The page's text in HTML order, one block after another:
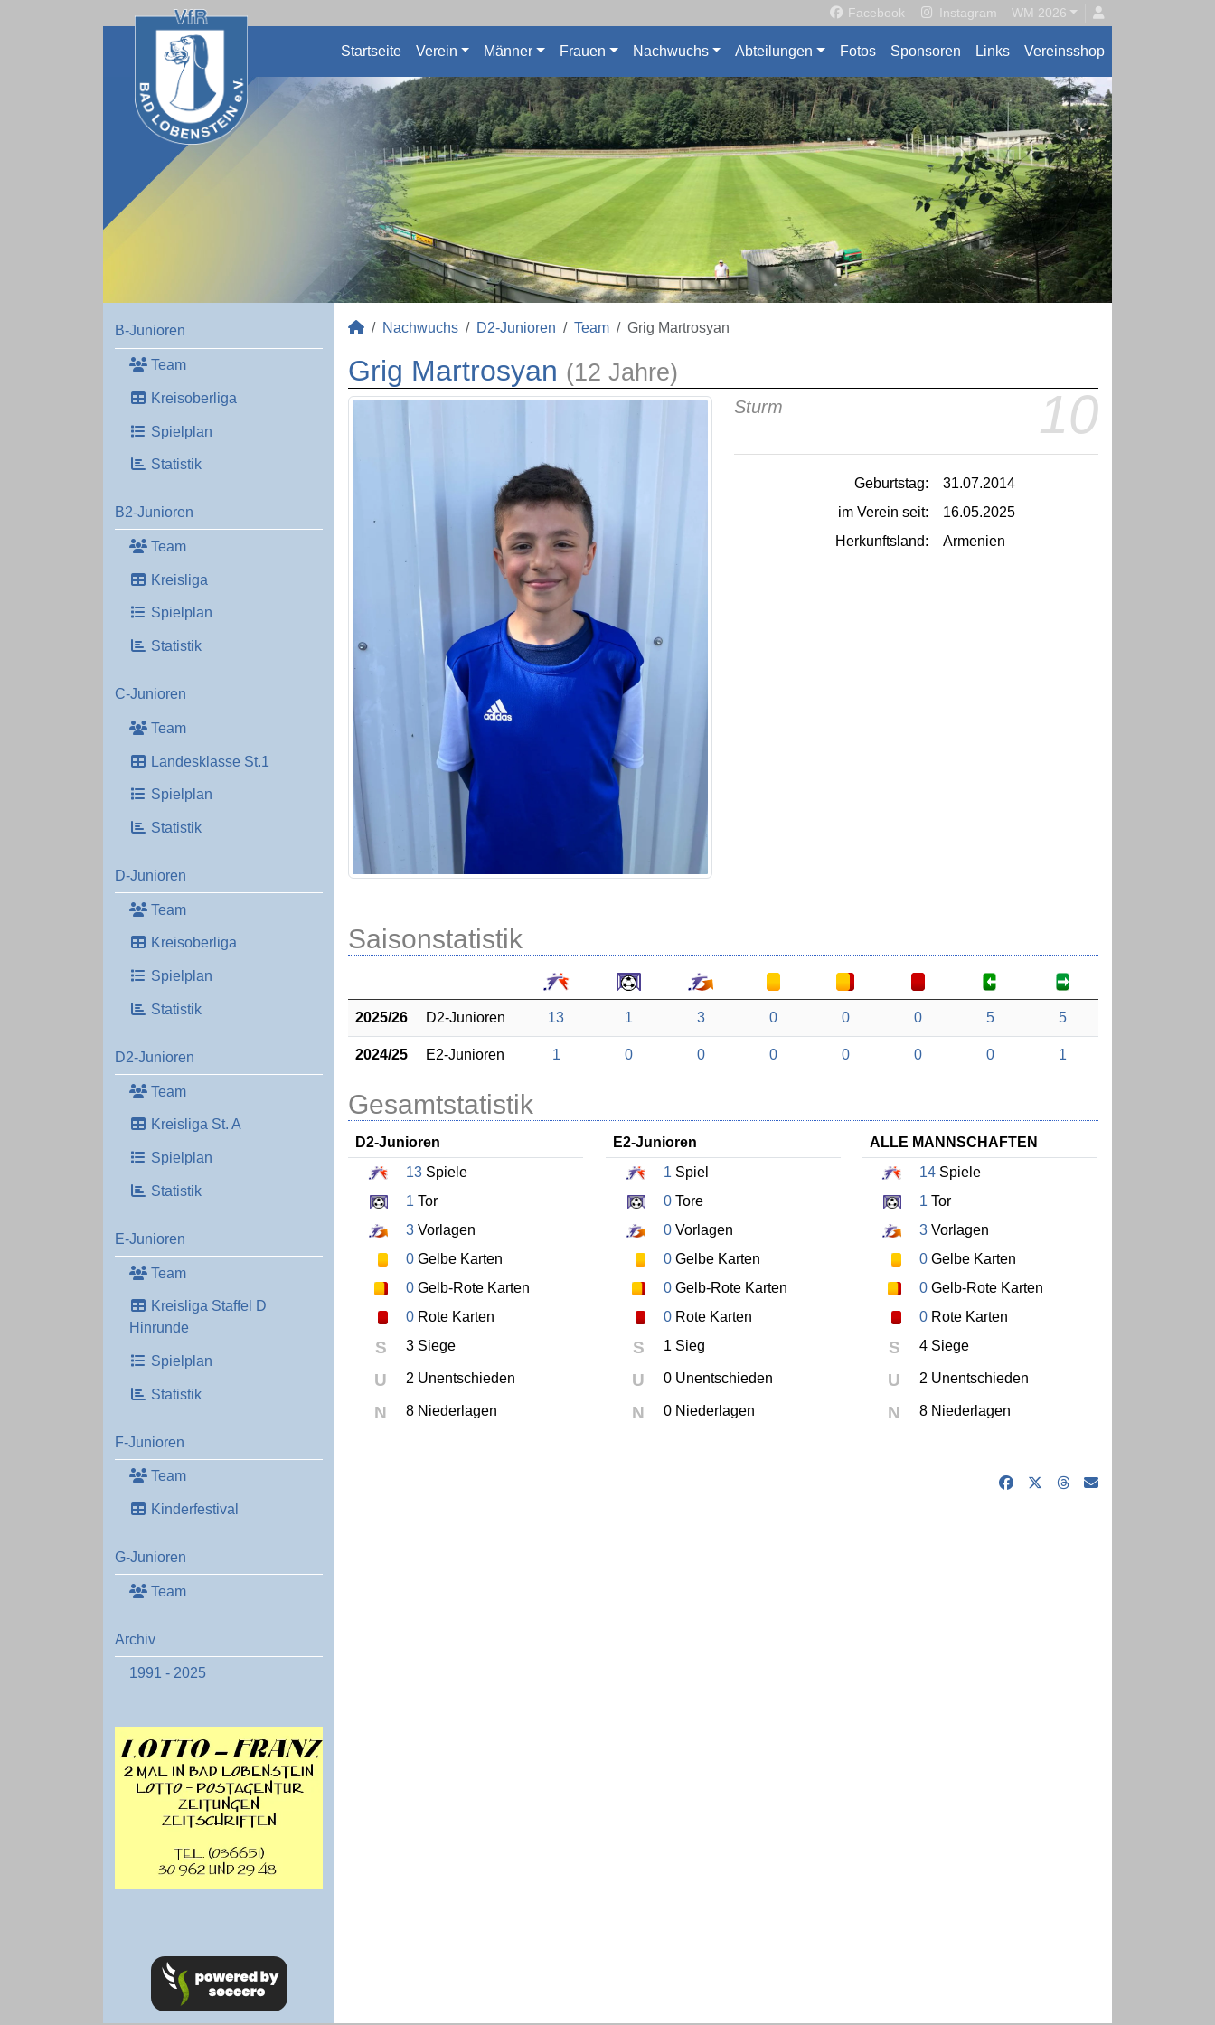
Facebook Instagram WM 2026
Startseite Verein Männer Frauen Nachwuchs Abteilungen Fotos Sponsoren Links Vereinsshop
B-Junioren
Team
Kreisoberliga
Spielplan
Statistik
B2-Junioren
Team
Kreisliga
Spielplan
Statistik
C-Junioren
Team
Landesklasse St.1
Spielplan
Statistik
D-Junioren
Team
Kreisoberliga
Spielplan
Statistik
D2-Junioren
Team
Kreisliga St. A
Spielplan
Statistik
E-Junioren
Team
Kreisliga Staffel D
Hinrunde
Spielplan
Statistik
F-Junioren
Team
Kinderfestival
G-Junioren
Team
Archiv
1991 - 2025
Nachwuchs D2-Junioren Team Grig Martrosyan
Grig Martrosyan (12 Jahre)
10
Sturm
Geburtstag:
31.07.2014
im Verein seit:
16.05.2025
Herkunftsland:
Armenien
Saisonstatistik
2025/26 D2-Junioren 13 1 3 0 0 0 5 5
2024/25 E2-Junioren 1 0 0 0 0 0 0 1
Gesamtstatistik
D2-Junioren
13 Spiele
1 Tor
3 Vorlagen
0 Gelbe Karten
0 Gelb-Rote Karten
0 Rote Karten
S 3 Siege
U 2 Unentschieden
N 8 Niederlagen
E2-Junioren
1 Spiel
0Tore
0Vorlagen
0Gelbe Karten
0Gelb-Rote Karten
0Rote Karten
S 1 Sieg
U 0 Unentschieden
N 0 Niederlagen
ALLE MANNSCHAFTEN
14 Spiele
1 Tor
3 Vorlagen
0 Gelbe Karten
0 Gelb-Rote Karten
0 Rote Karten
S 4 Siege
U 2 Unentschieden
N 8 Niederlagen